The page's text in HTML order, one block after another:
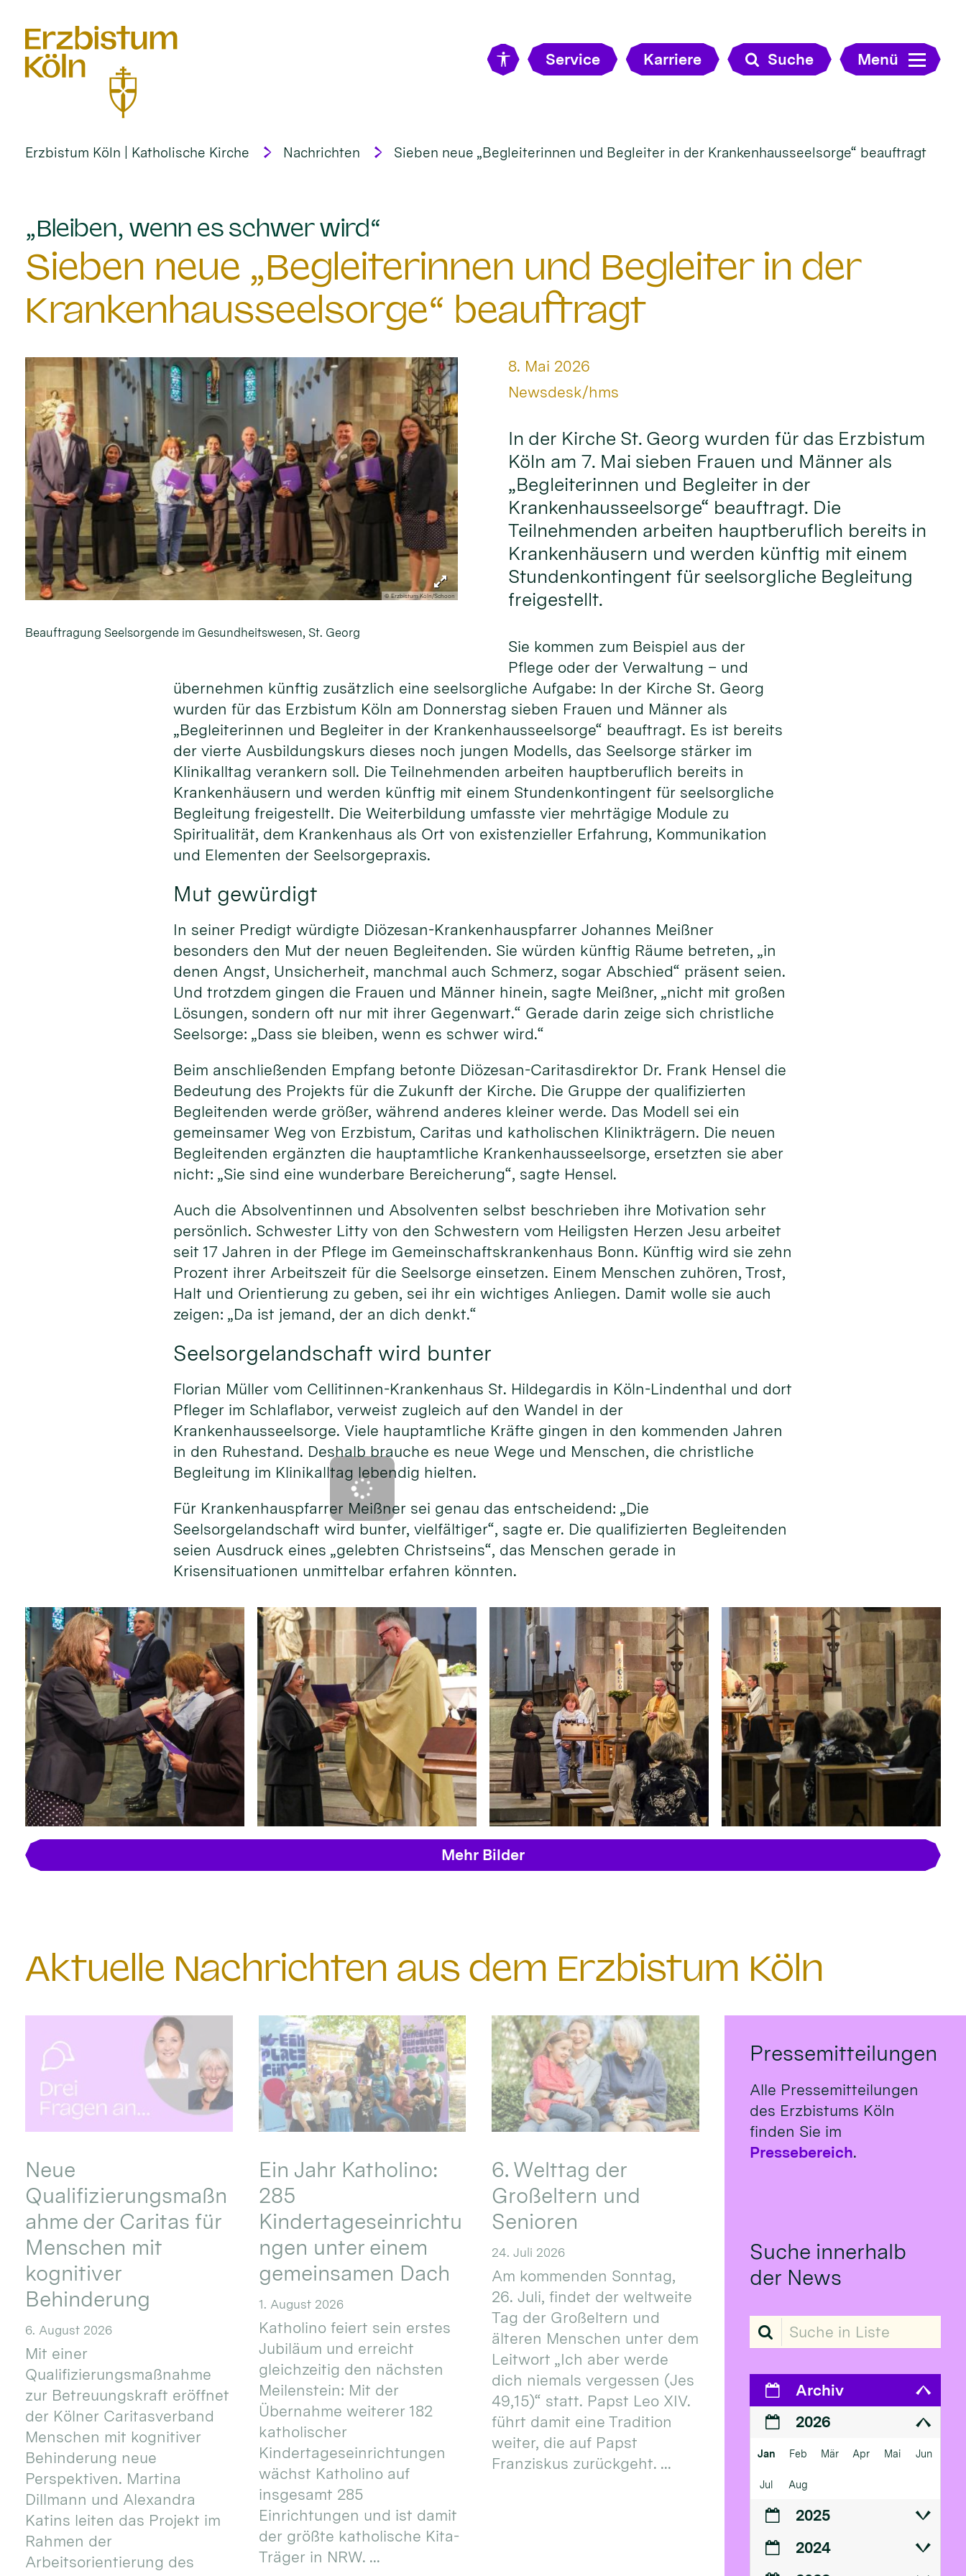
Service Karriere Suche Menü
Erzbistum Köln | Katholische Kirche Nachrichten Sieben neue „Begleiterinnen und Begleiter in der Krankenhausseelsorge“ beauftragt
„Bleiben, wenn es schwer wird“
Sieben neue „Begleiterinnen und Begleiter in der
Krankenhausseelsorge“ beauftragt
© Erzbistum Köln/Schoon
Beauftragung Seelsorgende im Gesundheitswesen, St. Georg
Datum:
8. Mai 2026
Von:
Newsdesk/hms
In der Kirche St. Georg wurden für das Erzbistum
Köln am 7. Mai sieben Frauen und Männer als
„Begleiterinnen und Begleiter in der
Krankenhausseelsorge“ beauftragt. Die
Teilnehmenden arbeiten hauptberuflich bereits in
Krankenhäusern und werden künftig mit einem
Stundenkontingent für seelsorgliche Begleitung
freigestellt.
Sie kommen zum Beispiel aus der
Pflege oder der Verwaltung – und
übernehmen künftig zusätzlich eine seelsorgliche Aufgabe: In der Kirche St. Georg
wurden für das Erzbistum Köln am Donnerstag sieben Frauen und Männer als
„Begleiterinnen und Begleiter in der Krankenhausseelsorge“ beauftragt. Es ist bereits
der vierte Ausbildungskurs dieses noch jungen Modells, das Seelsorge stärker im
Klinikalltag verankern soll. Die Teilnehmenden arbeiten hauptberuflich bereits in
Krankenhäusern und werden künftig mit einem Stundenkontingent für seelsorgliche
Begleitung freigestellt. Die Weiterbildung umfasste vier mehrtägige Module zu
Spiritualität, dem Krankenhaus als Ort von existenzieller Erfahrung, Kommunikation
und Elementen der Seelsorgepraxis.
Mut gewürdigt
In seiner Predigt würdigte Diözesan-Krankenhauspfarrer Johannes Meißner
besonders den Mut der neuen Begleitenden. Sie würden künftig Räume betreten, „in
denen Angst, Unsicherheit, manchmal auch Schmerz, sogar Abschied“ präsent seien.
Und trotzdem gingen die Frauen und Männer hinein, sagte Meißner, „nicht mit großen
Lösungen, sondern oft nur mit ihrer Gegenwart.“ Gerade darin zeige sich christliche
Seelsorge: „Dass sie bleiben, wenn es schwer wird.“
Beim anschließenden Empfang betonte Diözesan-Caritasdirektor Dr. Frank Hensel die
Bedeutung des Projekts für die Zukunft der Kirche. Die Gruppe der qualifizierten
Begleitenden werde größer, während anderes kleiner werde. Das Modell sei ein
gemeinsamer Weg von Erzbistum, Caritas und katholischen Klinikträgern. Die neuen
Begleitenden ergänzten die hauptamtliche Krankenhausseelsorge, ersetzten sie aber
nicht: „Sie sind eine wunderbare Bereicherung“, sagte Hensel.
Auch die Absolventinnen und Absolventen selbst beschrieben ihre Motivation sehr
persönlich. Schwester Litty von den Schwestern vom Heiligsten Herzen Jesu arbeitet
seit 17 Jahren in der Pflege im Gemeinschaftskrankenhaus Bonn. Künftig wird sie zehn
Prozent ihrer Arbeitszeit für die Seelsorge einsetzen. Einem Menschen zuhören, Trost,
Halt und Orientierung zu geben, sei ihr ein wichtiges Anliegen. Damit wolle sie auch
zeigen: „Da ist jemand, der an dich denkt.“
Seelsorgelandschaft wird bunter
Florian Müller vom Cellitinnen-Krankenhaus St. Hildegardis in Köln-Lindenthal und dort
Pfleger im Schlaflabor, verweist zugleich auf den Wandel in der
Krankenhausseelsorge. Viele hauptamtliche Kräfte gingen in den kommenden Jahren
in den Ruhestand. Deshalb brauche es neue Wege und Menschen, die christliche
Begleitung im Klinikalltag lebendig hielten.
Für Krankenhauspfarrer Meißner sei genau das entscheidend: „Die
Seelsorgelandschaft wird bunter, vielfältiger“, sagte er. Die qualifizierten Begleitenden
seien Ausdruck eines „gelebten Christseins“, das Menschen gerade in
Krisensituationen unmittelbar erfahren könnten.
Mehr Bilder
Aktuelle Nachrichten aus dem Erzbistum Köln
Neue
Qualifizierungsmaßn
ahme der Caritas für
Menschen mit
kognitiver
Behinderung
6. August 2026
Mit einer
Qualifizierungsmaßnahme
zur Betreuungskraft eröffnet
der Kölner Caritasverband
Menschen mit kognitiver
Behinderung neue
Perspektiven. Martina
Dillmann und Alexandra
Katins leiten das Projekt im
Rahmen der
Arbeitsorientierung des
Ein Jahr Katholino:
285
Kindertageseinrichtu
ngen unter einem
gemeinsamen Dach
1. August 2026
Katholino feiert sein erstes
Jubiläum und erreicht
gleichzeitig den nächsten
Meilenstein: Mit der
Übernahme weiterer 182
katholischer
Kindertageseinrichtungen
wächst Katholino auf
insgesamt 285
Einrichtungen und ist damit
der größte katholische Kita-
Träger in NRW. ...
6. Welttag der
Großeltern und
Senioren
24. Juli 2026
Am kommenden Sonntag,
26. Juli, findet der weltweite
Tag der Großeltern und
älteren Menschen unter dem
Leitwort „Ich aber werde
dich niemals vergessen (Jes
49,15)“ statt. Papst Leo XIV.
führt damit eine Tradition
weiter, die auf Papst
Franziskus zurückgeht. ...
Pressemitteilungen
Alle Pressemitteilungen
des Erzbistums Köln
finden Sie im
Pressebereich.
Suche innerhalb
der News
Suche in Liste
Archiv
2026
Jan Feb Mär Apr Mai Jun
Jul Aug
2025
2024